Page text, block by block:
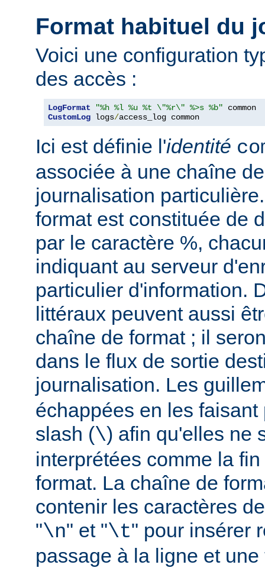
Format habituel du
Voici une configuration
des accès :
LogFormat "%h %l %u %t \"%r\" %>s %b"
CustomLog logs/access_log common
Ici est définie l'identité
associée à une chaîne
journalisation
format est constituée de
par le caractère %,
indiquant au serveur
particulier d'information.
littéraux peuvent aussi
chaîne de format ; il
dans le flux de sortie
journalisation. Les
échappées en les
slash (\) afin qu'elles ne
interprétées comme la
format. La chaîne de
contenir les caractères
"\n" et "\t" pour insérer
passage à la ligne et